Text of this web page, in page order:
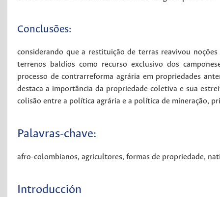
Conclusões:
considerando que a restituição de terras reavivou
terrenos baldios como recurso exclusivo dos
processo de contrarreforma agrária em propriedades
destaca a importância da propriedade coletiva e sua
colisão entre a política agrária e a política de mineração,
Palavras-chave:
afro-colombianos, agricultores, formas de propriedade,
Introducción